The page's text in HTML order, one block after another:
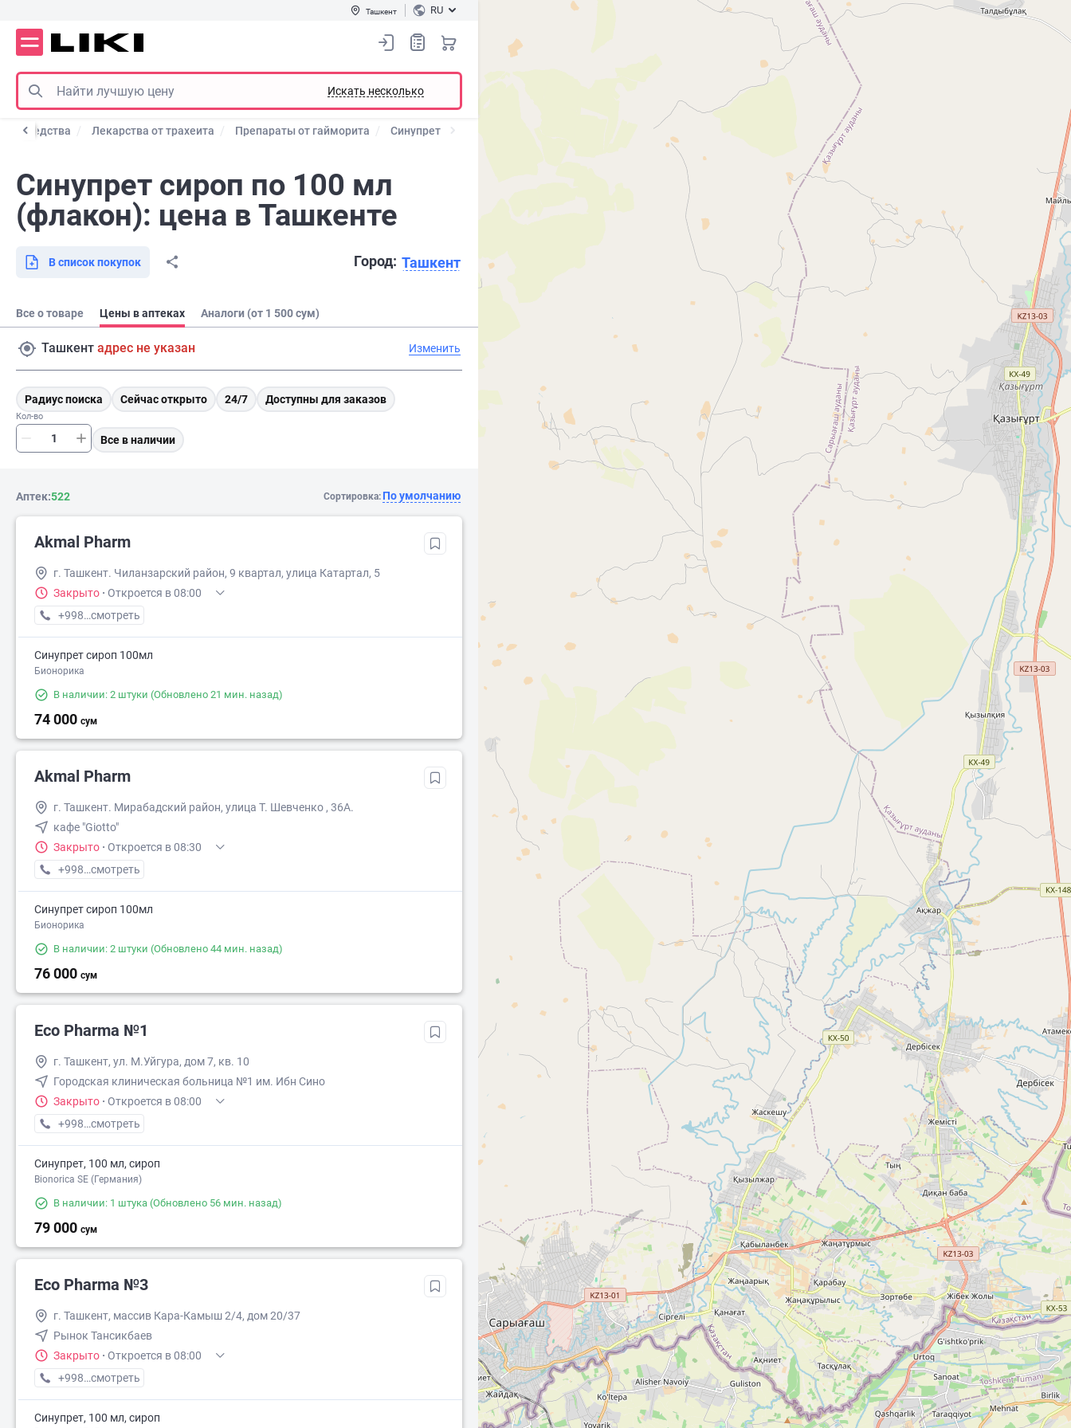
Ташкент RU
Искать несколько
средства Лекарства от трахеита Препараты от гайморита Синупрет
Синупрет сироп по 100 мл
(флакон): цена в Ташкенте
Город: Ташкент
В список покупок
Все о товаре Цены в аптеках Аналоги (от 1 500 сум)
Ташкент адрес не указан Изменить
Радиус поиска Сейчас открыто 24/7 Доступны для заказов
Кол-во
Все в наличии
Аптек:522 Сортировка: По умолчанию
Akmal Pharm
г. Ташкент. Чиланзарский район, 9 квартал, улица Катартал, 5
Закрыто · Откроется в 08:00
+998 (99) XXX-XX-XX
смотреть
Синупрет сироп 100мл
Бионорика
В наличии: 2 штуки (Обновлено 21 мин. назад)
74 000 сум
Akmal Pharm
г. Ташкент. Мирабадский район, улица Т. Шевченко , 36А.
кафе "Giotto"
Закрыто · Откроется в 08:30
+998 (99) XXX-XX-XX
смотреть
Синупрет сироп 100мл
Бионорика
В наличии: 2 штуки (Обновлено 44 мин. назад)
76 000 сум
Eco Pharma №1
г. Ташкент, ул. М.Уйгура, дом 7, кв. 10
Городская клиническая больница №1 им. Ибн Сино
Закрыто · Откроется в 08:00
+998 (71) XXX-XX-XX
смотреть
Синупрет, 100 мл, сироп
Bionorica SE (Германия)
В наличии: 1 штука (Обновлено 56 мин. назад)
79 000 сум
Eco Pharma №3
г. Ташкент, массив Кара-Камыш 2/4, дом 20/37
Рынок Тансикбаев
Закрыто · Откроется в 08:00
+998 (99) XXX-XX-XX
смотреть
Синупрет, 100 мл, сироп